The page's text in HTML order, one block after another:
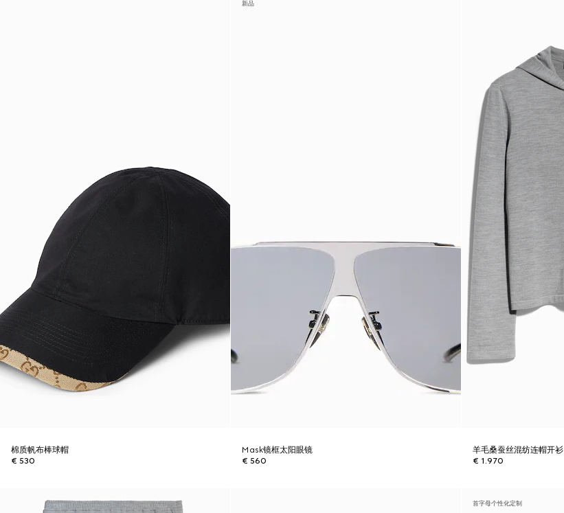
棉质帆布棒球帽
€ 530
新品
Mask镜框太阳眼镜
€ 560
羊毛桑蚕丝混纺连帽开衫
€ 1.970
首字母个性化定制